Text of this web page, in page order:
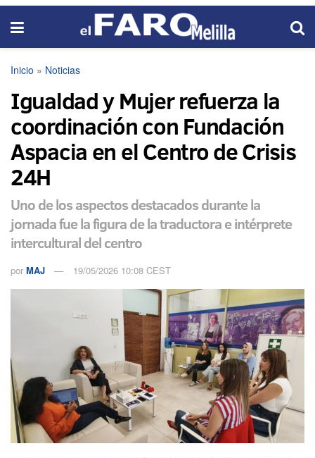
Inicio » Noticias
Igualdad y Mujer refuerza la
coordinación con Fundación
Aspacia en el Centro de Crisis
24H
Uno de los aspectos destacados durante la
jornada fue la figura de la traductora e intérprete
intercultural del centro
por MAJ 19/05/2026 10:08 CEST